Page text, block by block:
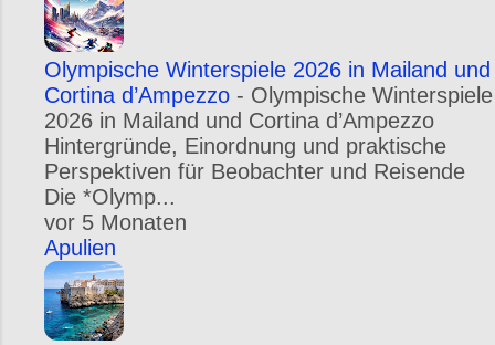
Olympische Winterspiele 2026 in Mailand und
Cortina d’Ampezzo - Olympische Winterspiele
2026 in Mailand und Cortina d’Ampezzo
Hintergründe, Einordnung und praktische
Perspektiven für Beobachter und Reisende
Die *Olymp...
vor 5 Monaten
Apulien